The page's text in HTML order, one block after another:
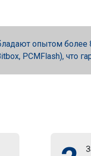
опытом более
PCMFlash), что